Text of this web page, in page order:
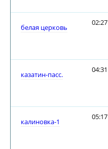
белая церковь
02:27
казатин-пасс.
04:31
калиновка-1
05:17